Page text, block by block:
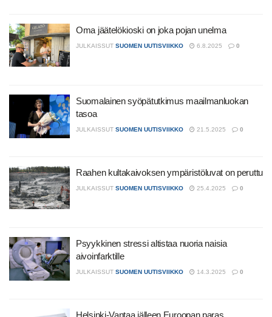
Oma jäätelökioski on joka pojan unelma
JULKAISSUT SUOMEN UUTISVIIKKO 6.8.2025 0
Suomalainen syöpätutkimus maailmanluokan
tasoa
JULKAISSUT SUOMEN UUTISVIIKKO 21.5.2025 0
Raahen kultakaivoksen ympäristöluvat on peruttu
JULKAISSUT SUOMEN UUTISVIIKKO 25.4.2025 0
Psyykkinen stressi altistaa nuoria naisia
aivoinfarktille
JULKAISSUT SUOMEN UUTISVIIKKO 14.3.2025 0
Helsinki-Vantaa jälleen Euroopan paras